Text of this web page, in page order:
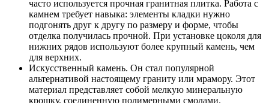
часто используется прочная гранитная плитка. Работа с
камнем требует навыка: элементы кладки нужно
подгонять друг к другу по размеру и форме, чтобы
отделка получилась прочной. При установке цоколя для
нижних рядов используют более крупный камень, чем
для верхних.
Искусственный камень. Он стал популярной
альтернативой настоящему граниту или мрамору. Этот
материал представляет собой мелкую минеральную
крошку, соединенную полимерными смолами.